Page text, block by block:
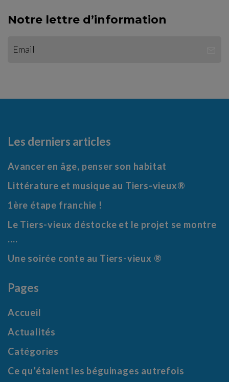
Notre lettre d’information
Les derniers articles
Avancer en âge, penser son habitat
Littérature et musique au Tiers-vieux®
1ère étape franchie !
Le Tiers-vieux déstocke et le projet se montre
….
Une soirée conte au Tiers-vieux ®
Pages
Accueil
Actualités
Catégories
Ce qu’étaient les béguinages autrefois